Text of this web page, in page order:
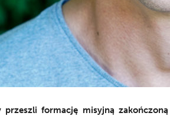
formację misyjną